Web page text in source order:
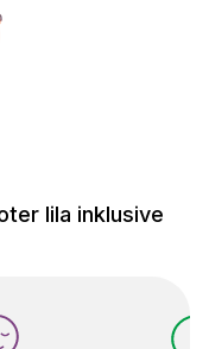
lila inklusive